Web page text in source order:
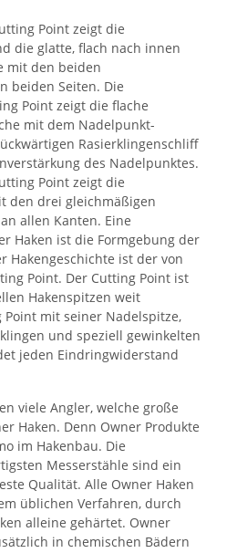
Point zeigt die
die glatte, flach nach innen
mit den beiden
beiden Seiten. Die
Point zeigt die flache
mit dem Nadelpunkt-
Rasierklingenschliff
des Nadelpunktes.
Point zeigt die
den drei gleichmäßigen
allen Kanten. Eine
Haken ist die Formgebung der
Hakengeschichte ist der von
Point. Der Cutting Point ist
Hakenspitzen weit
mit seiner Nadelspitze,
und speziell gewinkelten
jeden Eindringwiderstand
viele Angler, welche große
Haken. Denn Owner Produkte
im Hakenbau. Die
Messerstähle sind ein
Qualität. Alle Owner Haken
üblichen Verfahren, durch
alleine gehärtet. Owner
in chemischen Bädern